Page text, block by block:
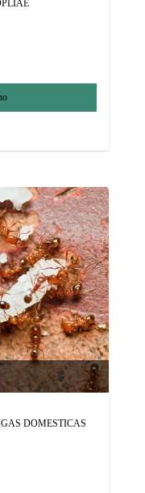
DOMESTICAS